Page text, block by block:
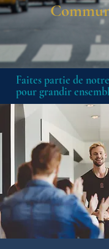
Faites partie de
pour grandir